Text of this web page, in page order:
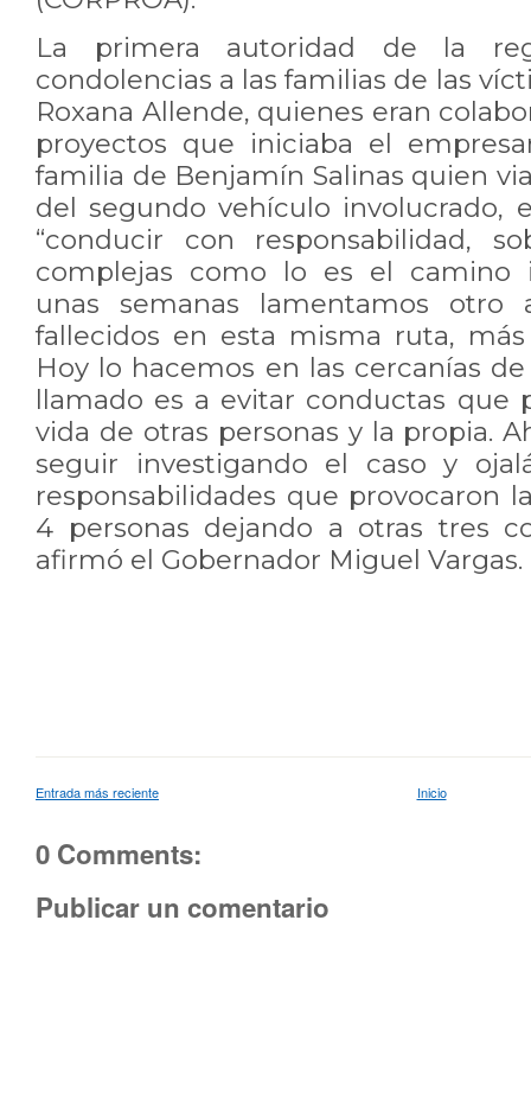
La primera autoridad de la
condolencias a las familias de las
Roxana Allende, quienes eran
proyectos que iniciaba el
familia de Benjamín Salinas quien
del segundo vehículo involucrado,
“conducir con responsabilidad,
complejas como lo es el camino
unas semanas lamentamos otro
fallecidos en esta misma ruta,
Hoy lo hacemos en las cercanías
llamado es a evitar conductas que
vida de otras personas y la propia.
seguir investigando el caso y
responsabilidades que provocaron
4 personas dejando a otras tres
afirmó el Gobernador Miguel Vargas.
Entrada más reciente Inicio
0 Comments:
Publicar un comentario